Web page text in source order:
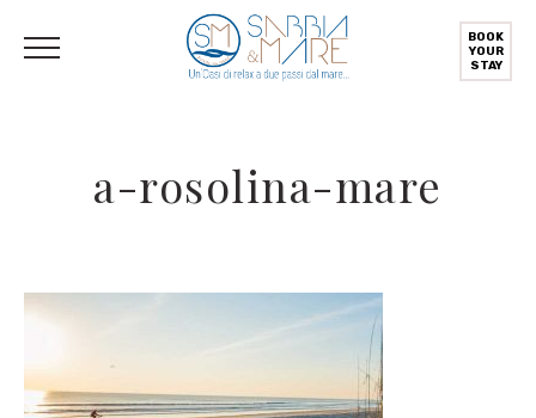
BOOK
YOUR
STAY
a-rosolina-mare
Deutsch (German) Italian)